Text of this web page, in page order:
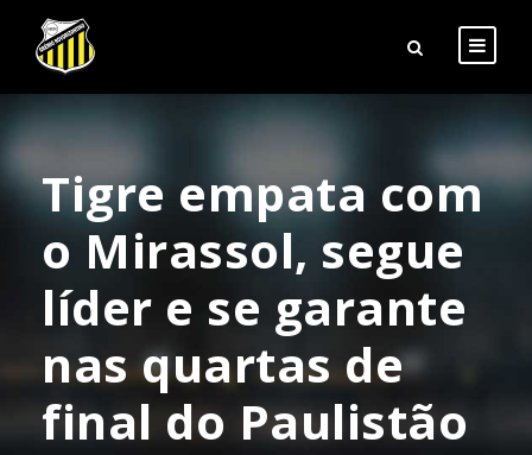
Tigre empata com
o Mirassol, segue
líder e se garante
nas quartas de
final do Paulistão